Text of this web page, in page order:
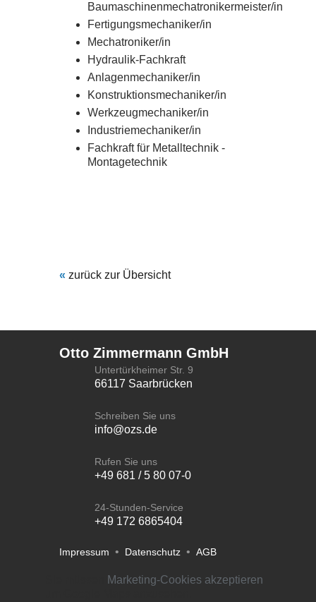
Baumaschinenmechatronikermeister/in
Fertigungsmechaniker/in
Mechatroniker/in
Hydraulik-Fachkraft
Anlagenmechaniker/in
Konstruktionsmechaniker/in
Werkzeugmechaniker/in
Industriemechaniker/in
Fachkraft für Metalltechnik -
Montagetechnik
« zurück zur Übersicht
Otto Zimmermann GmbH
Untertürkheimer Str. 9
66117 Saarbrücken
Schreiben Sie uns
info@ozs.de
Rufen Sie uns
+49 681 / 5 80 07-0
24-Stunden-Service
+49 172 6865404
Impressum • Datenschutz • AGB
Marketing-Cookies akzeptieren